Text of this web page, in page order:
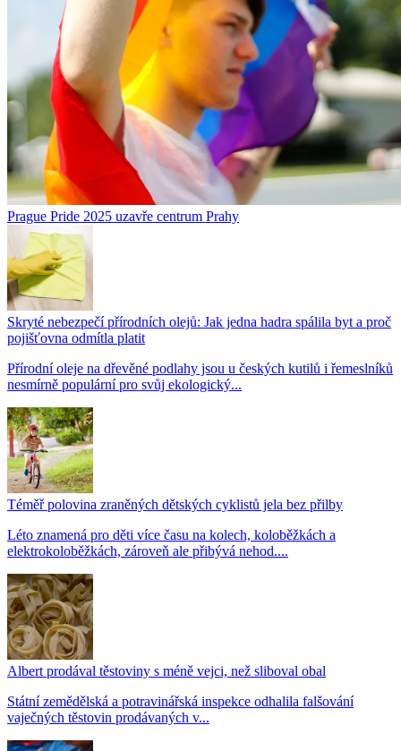
Prague Pride 2025 uzavře centrum Prahy
Skryté nebezpečí přírodních olejů: Jak jedna hadra spálila byt a proč
pojišťovna odmítla platit
Přírodní oleje na dřevěné podlahy jsou u českých kutilů i řemeslníků
nesmírně populární pro svůj ekologický...
Téměř polovina zraněných dětských cyklistů jela bez přilby
Léto znamená pro děti více času na kolech, koloběžkách a
elektrokoloběžkách, zároveň ale přibývá nehod....
Albert prodával těstoviny s méně vejci, než sliboval obal
Státní zemědělská a potravinářská inspekce odhalila falšování
vaječných těstovin prodávaných v...